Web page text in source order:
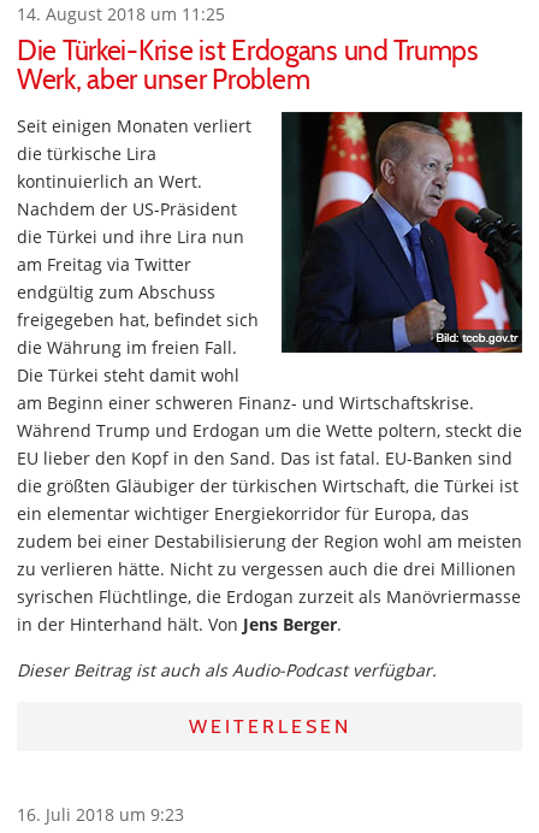
14. August 2018 um 11:25
Die Türkei-Krise ist Erdogans und Trumps
Werk, aber unser Problem
Seit einigen Monaten verliert
die türkische Lira
kontinuierlich an Wert.
Nachdem der US-Präsident
die Türkei und ihre Lira nun
am Freitag via Twitter
endgültig zum Abschuss
freigegeben hat, befindet sich
die Währung im freien Fall.
Die Türkei steht damit wohl
am Beginn einer schweren Finanz- und Wirtschaftskrise.
Während Trump und Erdogan um die Wette poltern, steckt die
EU lieber den Kopf in den Sand. Das ist fatal. EU-Banken sind
die größten Gläubiger der türkischen Wirtschaft, die Türkei ist
ein elementar wichtiger Energiekorridor für Europa, das
zudem bei einer Destabilisierung der Region wohl am meisten
zu verlieren hätte. Nicht zu vergessen auch die drei Millionen
syrischen Flüchtlinge, die Erdogan zurzeit als Manövriermasse
in der Hinterhand hält. Von Jens Berger.
Dieser Beitrag ist auch als Audio-Podcast verfügbar.
WEITERLESEN
16. Juli 2018 um 9:23